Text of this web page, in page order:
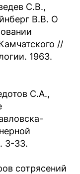
С.В.,
В.В. О
//
1963.
С.А.,
3-33.
сотрясений